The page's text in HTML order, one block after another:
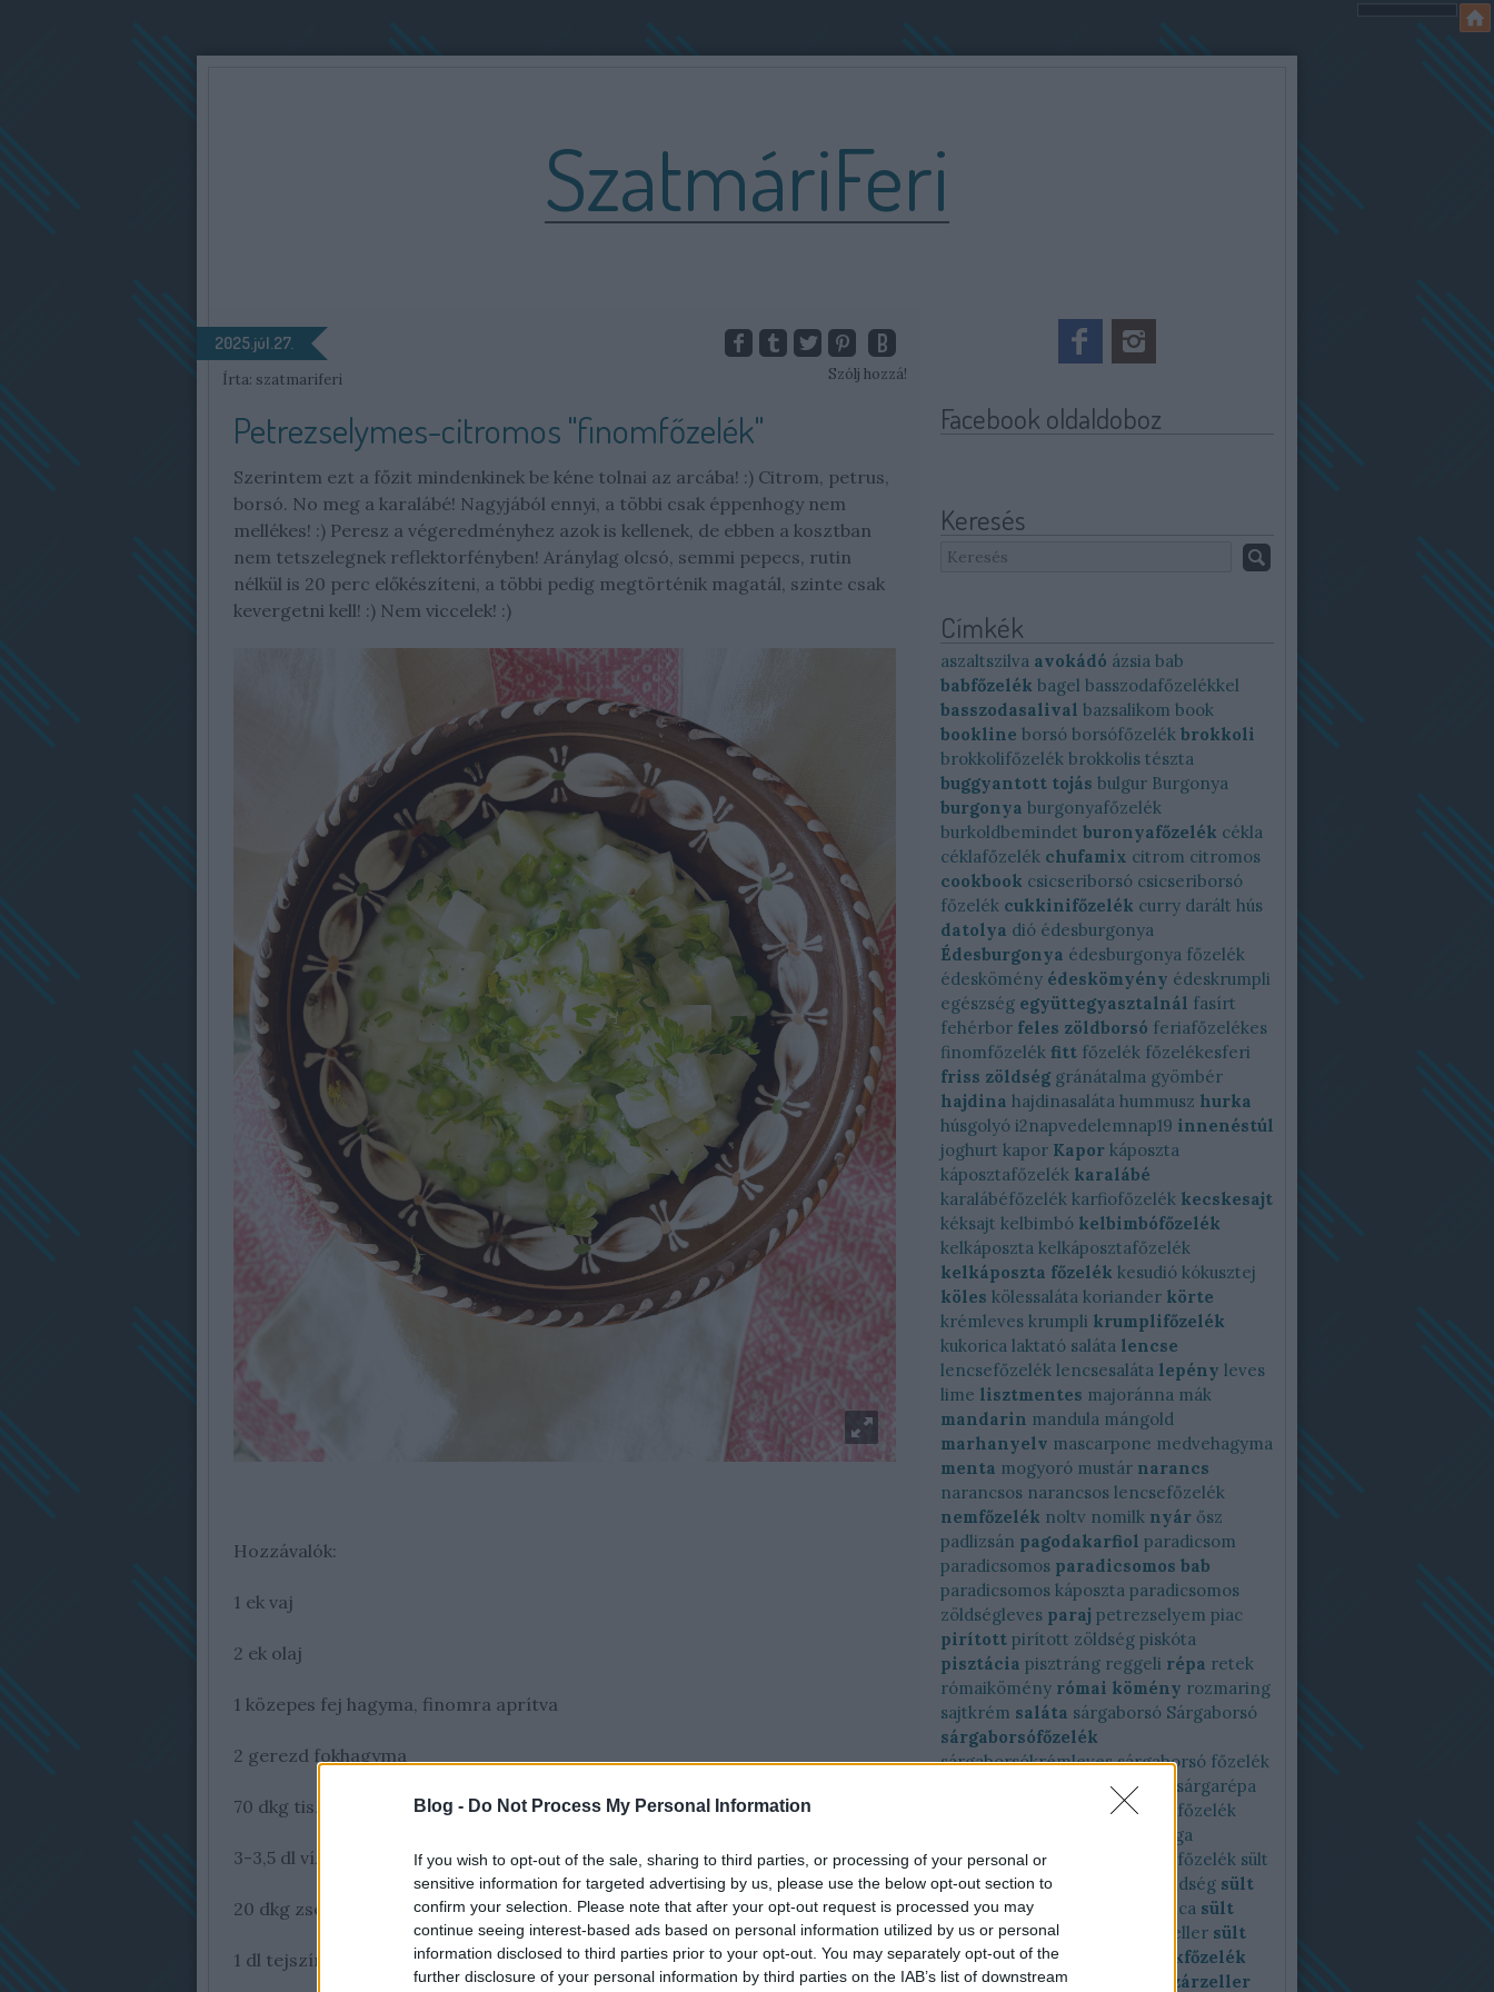
Blog - Do Not Process My Personal Information
If you wish to opt-out of the sale, sharing to third parties, or processing of your personal or
sensitive information for targeted advertising by us, please use the below opt-out section to
confirm your selection. Please note that after your opt-out request is processed you may
continue seeing interest-based ads based on personal information utilized by us or personal
information disclosed to third parties prior to your opt-out. You may separately opt-out of the
further disclosure of your personal information by third parties on the IAB’s list of downstream
SzatmáriFeri
2025.júl.27.
Írta: szatmariferi Szólj hozzá!
Petrezselymes-citromos "finomfőzelék"
Szerintem ezt a főzit mindenkinek be kéne tolnai az arcába! :) Citrom, petrus,
borsó. No meg a karalábé! Nagyjából ennyi, a többi csak éppenhogy nem
mellékes! :) Peresz a végeredményhez azok is kellenek, de ebben a kosztban
nem tetszelegnek reflektorfényben! Aránylag olcsó, semmi pepecs, rutin
nélkül is 20 perc előkészíteni, a többi pedig megtörténik magatál, szinte csak
kevergetni kell! :) Nem viccelek! :)
Hozzávalók:
1 ek vaj
2 ek olaj
1 közepes fej hagyma, finomra aprítva
2 gerezd fokhagyma
70 dkg tisztított, kockázott karalábé
3-3,5 dl víz
20 dkg zsenge, mirelit zöldborsó
1 dl tejszín (30%)
Facebook oldaldoboz
Keresés
Címkék
aszaltszilva avokádó ázsia bab
babfőzelék bagel basszodafőzelékkel
basszodasalival bazsalikom book
bookline borsó borsófőzelék brokkoli
brokkolifőzelék brokkolis tészta
buggyantott tojás bulgur Burgonya
burgonya burgonyafőzelék
burkoldbemindet buronyafőzelék cékla
céklafőzelék chufamix citrom citromos
cookbook csicseriborsó csicseriborsó
főzelék cukkinifőzelék curry darált hús
datolya dió édesburgonya
Édesburgonya édesburgonya főzelék
édeskömény édeskömyény édeskrumpli
egészség együttegyasztalnál fasírt
fehérbor feles zöldborsó feriafőzelékes
finomfőzelék fitt főzelék főzelékesferi
friss zöldség gránátalma gyömbér
hajdina hajdinasaláta hummusz hurka
húsgolyó i2napvedelemnap19 innenéstúl
joghurt kapor Kapor káposzta
káposztafőzelék karalábé
karalábéfőzelék karfiofőzelék kecskesajt
kéksajt kelbimbó kelbimbófőzelék
kelkáposzta kelkáposztafőzelék
kelkáposzta főzelék kesudió kókusztej
köles kölessaláta koriander körte
krémleves krumpli krumplifőzelék
kukorica laktató saláta lencse
lencsefőzelék lencsesaláta lepény leves
lime lisztmentes majoránna mák
mandarin mandula mángold
marhanyelv mascarpone medvehagyma
menta mogyoró mustár narancs
narancsos narancsos lencsefőzelék
nemfőzelék noltv nomilk nyár ősz
padlizsán pagodakarfiol paradicsom
paradicsomos paradicsomos bab
paradicsomos káposzta paradicsomos
zöldségleves paraj petrezselyem piac
pirított pirított zöldség piskóta
pisztácia pisztráng reggeli répa retek
rómaikömény római kömény rozmaring
sajtkrém saláta sárgaborsó Sárgaborsó
sárgaborsófőzelék
sárgaborsókrémleves sárgaborsó főzelék
sárgarépafőzelék
sárgarépa
sóska sóskafőzelék
spárga
spárgafőzelék
spenótfőzelék sült
sültkarfiol sültpaprika sültzöldség sült
brokkoli sült cékla sült kukorica sült
paprika sült sárgarépa sült zeller sült
zöldség sütés sütőtök
sütőtökfőzelék
sütőtökkrémleves
szárzeller